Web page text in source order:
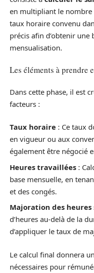
en multipliant le nombre
taux horaire convenu
précis afin d’obtenir une
mensualisation.
Les éléments à prendre
Dans cette phase, il est
facteurs :
Taux horaire : Ce taux
en vigueur ou aux
également être négocié
Heures travaillées :
base mensuelle, en
et des congés.
Majoration des
d’heures au-delà de la
d’appliquer le taux de
Le calcul final donnera
nécessaires pour